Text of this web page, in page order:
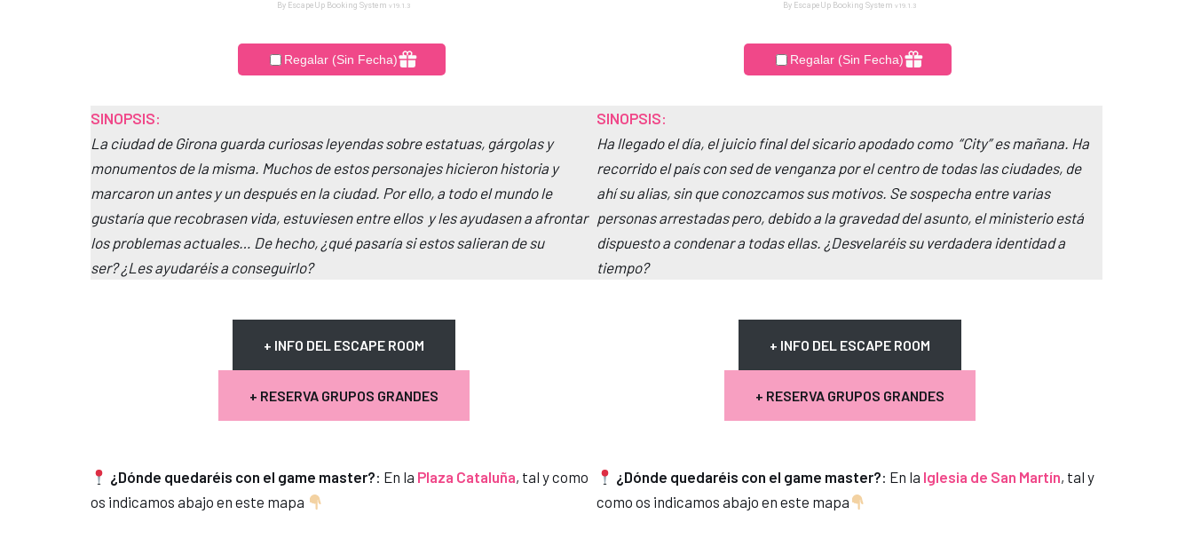
SINOPSIS:
La ciudad de Girona guarda curiosas leyendas sobre estatuas, gárgolas y
monumentos de la misma. Muchos de estos personajes hicieron historia y
marcaron un antes y un después en la ciudad. Por ello, a todo el mundo le
gustaría que recobrasen vida, estuviesen entre ellos y les ayudasen a afrontar
los problemas actuales… De hecho, ¿qué pasaría si estos salieran de su
ser? ¿Les ayudaréis a conseguirlo?
+ INFO DEL ESCAPE ROOM
+ RESERVA GRUPOS GRANDES
¿Dónde quedaréis con el game master?: En la Plaza Cataluña, tal y como
os indicamos abajo en este mapa
SINOPSIS:
Ha llegado el día, el juicio final del sicario apodado como “City” es mañana. Ha
recorrido el país con sed de venganza por el centro de todas las ciudades, de
ahí su alias, sin que conozcamos sus motivos. Se sospecha entre varias
personas arrestadas pero, debido a la gravedad del asunto, el ministerio está
dispuesto a condenar a todas ellas. ¿Desvelaréis su verdadera identidad a
tiempo?
+ INFO DEL ESCAPE ROOM
+ RESERVA GRUPOS GRANDES
¿Dónde quedaréis con el game master?: En la Iglesia de San Martín, tal y
como os indicamos abajo en este mapa